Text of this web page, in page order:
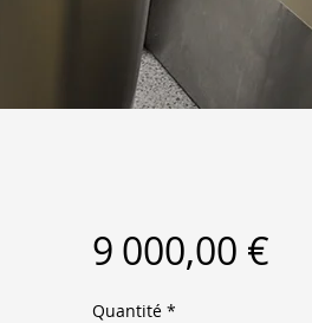
9 000,00 €Prix
Quantité *